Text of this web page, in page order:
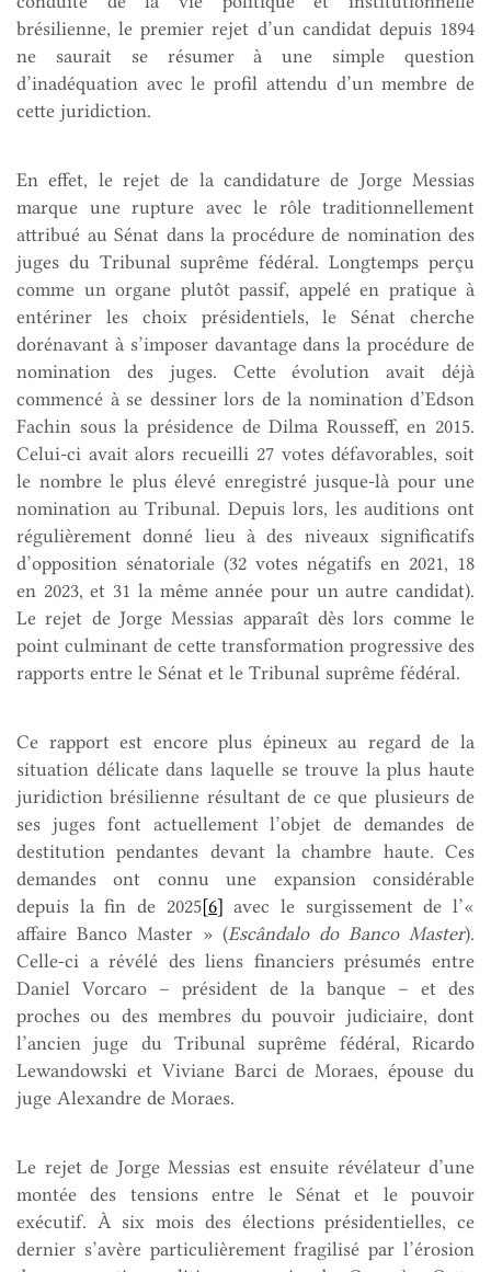
brésilienne, le premier rejet d’un candidat depuis 1894
ne saurait se résumer à une simple question
d’inadéquation avec le profil attendu d’un membre de
cette juridiction.
En effet, le rejet de la candidature de Jorge Messias
marque une rupture avec le rôle traditionnellement
attribué au Sénat dans la procédure de nomination des
juges du Tribunal suprême fédéral. Longtemps perçu
comme un organe plutôt passif, appelé en pratique à
entériner les choix présidentiels, le Sénat cherche
dorénavant à s’imposer davantage dans la procédure de
nomination des juges. Cette évolution avait déjà
commencé à se dessiner lors de la nomination d’Edson
Fachin sous la présidence de Dilma Rousseff, en 2015.
Celui-ci avait alors recueilli 27 votes défavorables, soit
le nombre le plus élevé enregistré jusque-là pour une
nomination au Tribunal. Depuis lors, les auditions ont
régulièrement donné lieu à des niveaux significatifs
d’opposition sénatoriale (32 votes négatifs en 2021, 18
en 2023, et 31 la même année pour un autre candidat).
Le rejet de Jorge Messias apparaît dès lors comme le
point culminant de cette transformation progressive des
rapports entre le Sénat et le Tribunal suprême fédéral.
Ce rapport est encore plus épineux au regard de la
situation délicate dans laquelle se trouve la plus haute
juridiction brésilienne résultant de ce que plusieurs de
ses juges font actuellement l’objet de demandes de
destitution pendantes devant la chambre haute. Ces
demandes ont connu une expansion considérable
depuis la fin de 2025[6] avec le surgissement de l’«
affaire Banco Master » (Escândalo do Banco Master).
Celle-ci a révélé des liens financiers présumés entre
Daniel Vorcaro – président de la banque – et des
proches ou des membres du pouvoir judiciaire, dont
l’ancien juge du Tribunal suprême fédéral, Ricardo
Lewandowski et Viviane Barci de Moraes, épouse du
juge Alexandre de Moraes.
Le rejet de Jorge Messias est ensuite révélateur d’une
montée des tensions entre le Sénat et le pouvoir
exécutif. À six mois des élections présidentielles, ce
dernier s’avère particulièrement fragilisé par l’érosion